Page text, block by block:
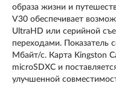
образа жизни и
V30 обеспечивает
UltraHD или серийной
переходами. Показатель
Мбайт/с. Карта Kingston
microSDXC и
улучшенной